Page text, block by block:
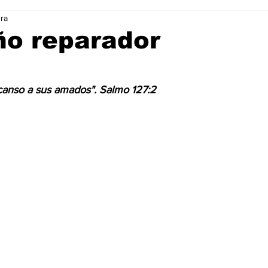
reparador
a sus amados". Salmo 127:2